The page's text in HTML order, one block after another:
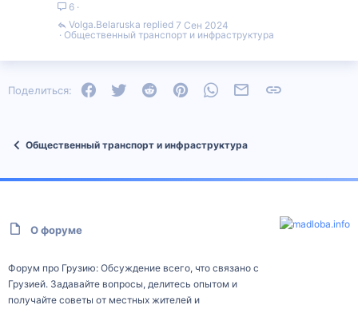
6
Общественный транспорт и инфраструктура
7 Сен 2024
Volga.Belaruska
Поделиться: FacebookTwitter Reddit PinterestWhatsAppЭлектронная почта
Общественный транспорт и инфраструктура
О форуме
Форум про Грузию: Обсуждение всего, что связано с
Грузией. Задавайте вопросы, делитесь опытом и
получайте советы от местных жителей и